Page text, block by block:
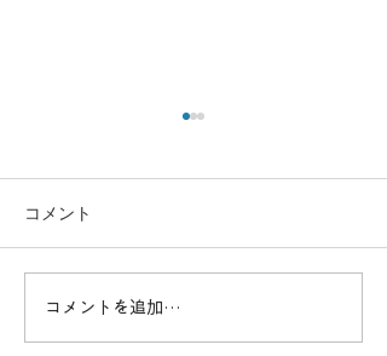
高度なスキルを習得！一
等基本講習でプロフェッ
コメント
コメントを追加…